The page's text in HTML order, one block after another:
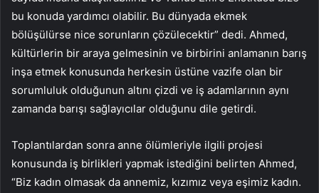
bu konuda yardımcı olabilir. Bu dünyada ekmek
bölüşülürse nice sorunların çözülecektir” dedi. Ahmed,
kültürlerin bir araya gelmesinin ve birbirini anlamanın barış
inşa etmek konusunda herkesin üstüne vazife olan bir
sorumluluk olduğunun altını çizdi ve iş adamlarının aynı
zamanda barışı sağlayıcılar olduğunu dile getirdi.
Toplantılardan sonra anne ölümleriyle ilgili projesi
konusunda iş birlikleri yapmak istediğini belirten Ahmed,
“Biz kadın olmasak da annemiz, kızımız veya eşimiz kadın.